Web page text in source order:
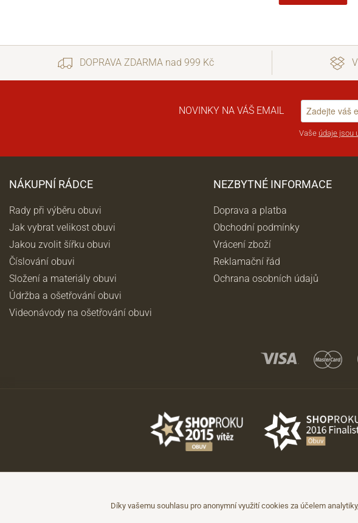
DOPRAVA ZDARMA nad 999 Kč
NOVINKY NA VÁŠ EMAIL
Vaše údaje jsou
NÁKUPNÍ RÁDCE
Rady při výběru obuvi
Jak vybrat velikost obuvi
Jakou zvolit šířku obuvi
Číslování obuvi
Složení a materiály obuvi
Údržba a ošetřování obuvi
Videonávody na ošetřování obuvi
NEZBYTNÉ INFORMACE
Doprava a platba
Obchodní podmínky
Vrácení zboží
Reklamační řád
Ochrana osobních údajů
Simplia.cz.
Díky vašemu souhlasu pro anonymní využití cookies za účelem